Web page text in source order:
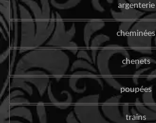
argenterie
cheminées
chenets
poupées
trains